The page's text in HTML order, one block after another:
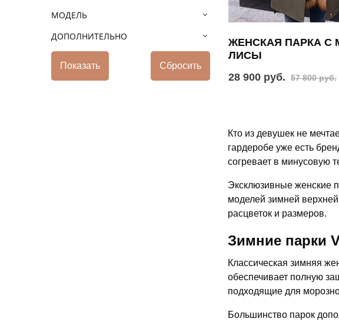
МОДЕЛЬ
ДОПОЛНИТЕЛЬНО
ЖЕНСКАЯ ПАРКА С
ЛИСЫ
28 900 руб.
57 800 руб.
Кто из девушек не
гардеробе уже есть
согревает в минусовую
Эксклюзивные женские
моделей зимней
расцветок и размеров.
Зимние парки
Классическая зимняя
обеспечивает полную
подходящие для
Большинство парок